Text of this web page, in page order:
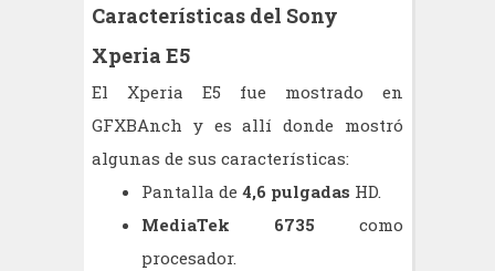
Características del Sony
Xperia E5
El Xperia E5 fue mostrado en
GFXBAnch y es allí donde mostró
algunas de sus características:
Pantalla de 4,6 pulgadas HD.
MediaTek 6735 como
procesador.